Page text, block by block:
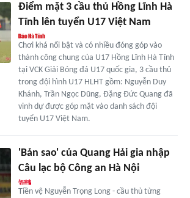
Điểm mặt 3 cầu thủ Hồng Lĩnh Hà
Tĩnh lên tuyển U17 Việt Nam
Chơi khá nổi bật và có nhiều đóng góp vào
thành công chung của U17 Hồng Lĩnh Hà Tĩnh
tại VCK Giải Bóng đá U17 quốc gia, 3 cầu thủ
trong đội hình U17 HLHT gồm: Nguyễn Duy
Khánh, Trần Ngọc Dũng, Đặng Đức Quang đã
vinh dự được góp mặt vào danh sách đội
tuyển U17 Việt Nam.
'Bản sao' của Quang Hải gia nhập
Câu lạc bộ Công an Hà Nội
Tiền vệ Nguyễn Trọng Long - cầu thủ từng